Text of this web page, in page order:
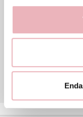
018-7490151